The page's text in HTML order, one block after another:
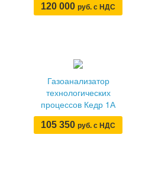
120 000 руб. с НДС
Газоанализатор
технологических
процессов Кедр 1А
105 350 руб. с НДС